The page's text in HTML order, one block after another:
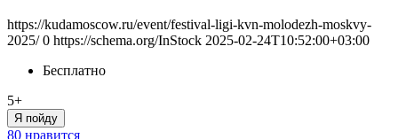
https://kudamoscow.ru/event/festival-ligi-kvn-molodezh-moskvy-
2025/ 0 https://schema.org/InStock 2025-02-24T10:52:00+03:00
Бесплатно
5+
Я пойду
80 нравится